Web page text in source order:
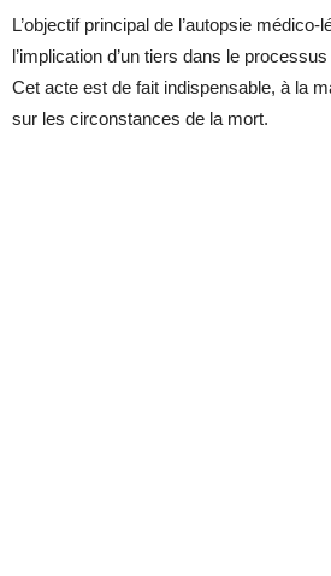
L’objectif principal de l’autopsie
l’implication d’un tiers dans le
Cet acte est de fait indispensable, à la
sur les circonstances de la mort.